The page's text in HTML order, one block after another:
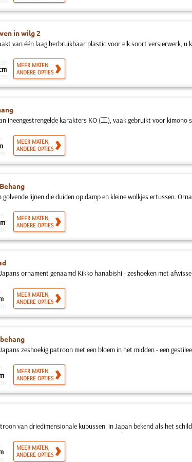
in wilg 2
van één laag herbruikbaar plastic voor elk soort versierwerk, u
MEER MATEN,
ANDERE OPTIES
ineengestrengelde karakters KO (⼯), vaak gebruikt voor kimono
MEER MATEN,
ANDERE OPTIES
lijnen die duiden op damp en kleine wolkjes ertussen.
MEER MATEN,
ANDERE OPTIES
ornament genaamd Kikko hanabishi - zeshoeken met
MEER MATEN,
ANDERE OPTIES
zeshoekig patroon met een bloem in het midden - een
MEER MATEN,
ANDERE OPTIES
van driedimensionale kubussen, in Japan bekend als het
MEER MATEN,
ANDERE OPTIES